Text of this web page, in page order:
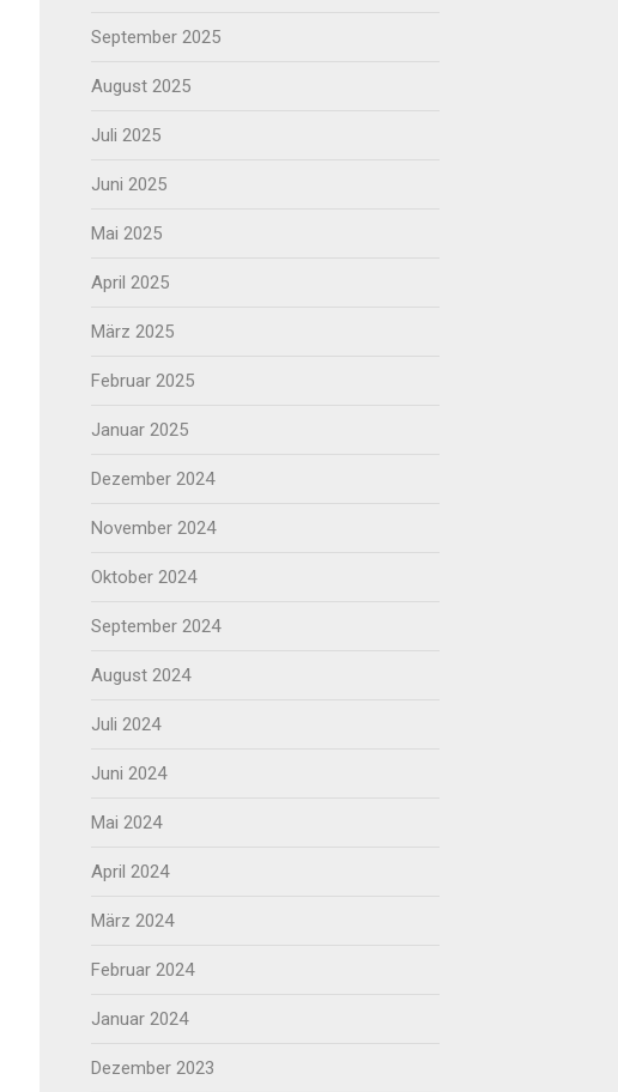
September 2025
August 2025
Juli 2025
Juni 2025
Mai 2025
April 2025
März 2025
Februar 2025
Januar 2025
Dezember 2024
November 2024
Oktober 2024
September 2024
August 2024
Juli 2024
Juni 2024
Mai 2024
April 2024
März 2024
Februar 2024
Januar 2024
Dezember 2023